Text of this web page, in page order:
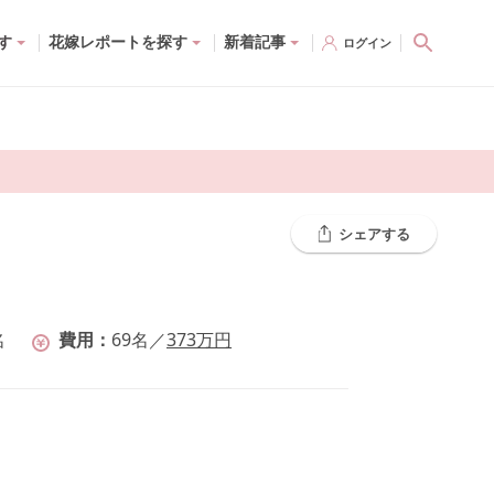
花嫁レポートを探す 新着記事 ログイン
費用 69名 ／373万円
シェアする